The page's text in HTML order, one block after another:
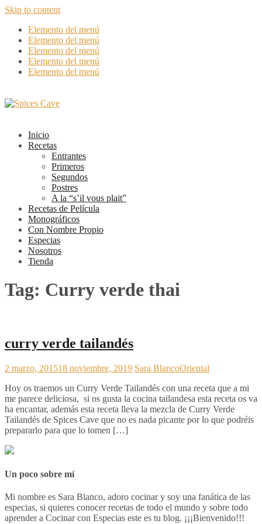
Skip to content
Elemento del menú
Elemento del menú
Elemento del menú
Elemento del menú
Elemento del menú
Inicio
Recetas
Entrantes
Primeros
Segundos
Postres
A la “s’il vous plait”
Recetas de Película
Monográficos
Con Nombre Propio
Especias
Nosotros
Tienda
Tag: Curry verde thai
curry verde tailandés
2 marzo, 201518 noviembre, 2019 Sara BlancoOriental
Hoy os traemos un Curry Verde Tailandés con una receta que a mi
me parece deliciosa, si os gusta la cocina tailandesa esta receta os va
ha encantar, además esta receta lleva la mezcla de Curry Verde
Tailandés de Spices Cave que no es nada picante por lo que podréis
prepararlo para que lo tomen […]
Un poco sobre mí
Mi nombre es Sara Blanco, adoro cocinar y soy una fanática de las
especias, si quieres conocer recetas de todo el mundo y sobre todo
aprender a Cocinar con Especias este es tu blog. ¡¡¡Bienvenido!!!